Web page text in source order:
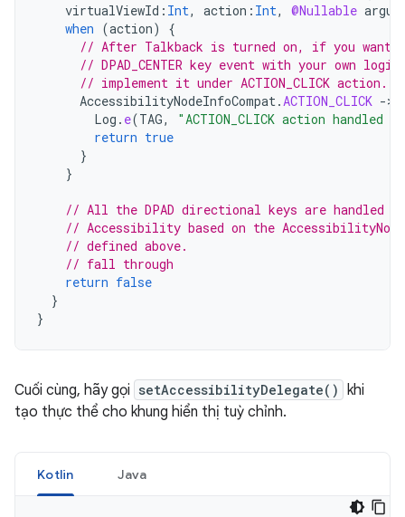
virtualViewId : Int, action : Int, @Nullable
when (action)
{
// After Talkback is turned on, if you want
// DPAD_CENTER key event with your own
// implement it under ACTION_CLICK action.
AccessibilityNodeInfoCompat.ACTION_CLICK ->
Log . e(TAG,
"ACTION_CLICK action handled
return true
}
}
// All the DPAD directional keys are handled by
// Accessibility based on the
// defined above.
// fall through
return false
}
}
Cuối cùng, hãy gọi setAccessibilityDelegate() khi
tạo thực thể cho khung hiển thị tuỳ chỉnh.
Kotlin Java